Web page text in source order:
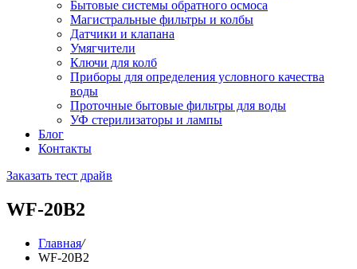
Бытовые системы обратного осмоса
Магистральные фильтры и колбы
Датчики и клапана
Умягчители
Ключи для колб
Приборы для определения условного качества
воды
Проточные бытовые фильтры для воды
УФ стерилизаторы и лампы
Блог
Контакты
Заказать тест драйв
WF-20B2
Главная/
WF-20B2